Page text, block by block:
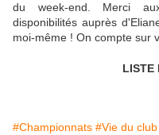
du week-end. Merci
disponibilités auprès
moi-même ! On compte sur
LISTE
#Championnats #Vie du club